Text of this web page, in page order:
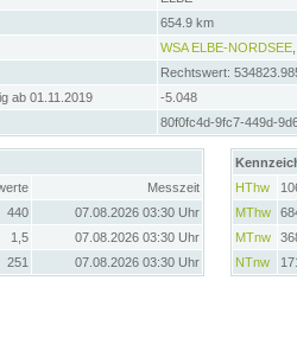
654.9 km
WSA ELBE-NORDSEE
Rechtswert:
ab 01.11.2019
-5.048
80f0fc4d-9fc7-449d-
Messzeit
440
07.08.2026 03:30 Uhr
1,5
07.08.2026 03:30 Uhr
251 07.08.2026 03:30 Uhr
HThw
MThw
MTnw
NTnw